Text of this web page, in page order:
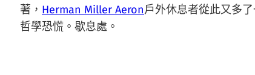
著， Herman Miller Aeron戶外休息者從此又多
哲學恐慌。歇息處。